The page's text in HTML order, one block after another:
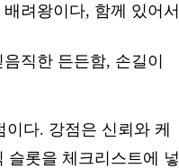
려왕이다, 함께 있어서
직한 든든함, 손길이
다. 강점은 신뢰와 케
슬롯을 체크리스트에 넣